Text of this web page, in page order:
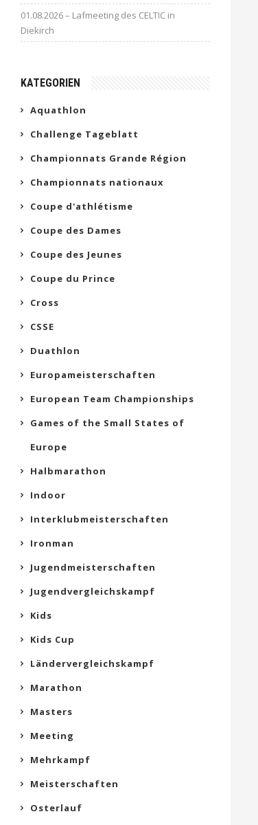
01.08.2026 – Lafmeeting des CELTIC in
Diekirch
KATEGORIEN
Aquathlon
Challenge Tageblatt
Championnats Grande Région
Championnats nationaux
Coupe d'athlétisme
Coupe des Dames
Coupe des Jeunes
Coupe du Prince
Cross
CSSE
Duathlon
Europameisterschaften
European Team Championships
Games of the Small States of
Europe
Halbmarathon
Indoor
Interklubmeisterschaften
Ironman
Jugendmeisterschaften
Jugendvergleichskampf
Kids
Kids Cup
Ländervergleichskampf
Marathon
Masters
Meeting
Mehrkampf
Meisterschaften
Osterlauf